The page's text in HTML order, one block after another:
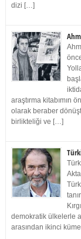
dizi […]
araştırma kitabımın
olarak beraber
birlikteliği ve […]
demokratik ülkelerle
arasından ikinci